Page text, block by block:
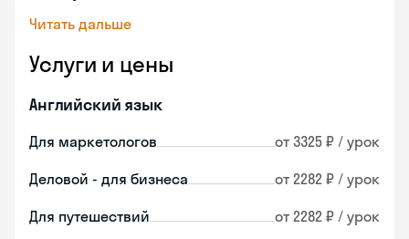
Читать дальше
Услуги и цены
Английский язык
Для маркетологов от 3325 ₽ / урок
Деловой - для бизнеса от 2282 ₽ / урок
Для путешествий от 2282 ₽ / урок